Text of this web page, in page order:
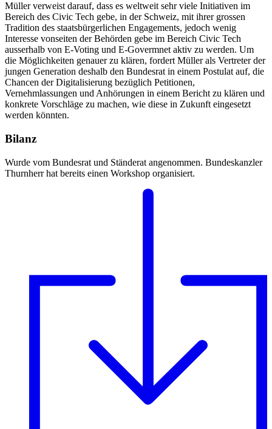
Müller verweist darauf, dass es weltweit sehr viele Initiativen im
Bereich des Civic Tech gebe, in der Schweiz, mit ihrer grossen
Tradition des staatsbürgerlichen Engagements, jedoch wenig
Interesse vonseiten der Behörden gebe im Bereich Civic Tech
ausserhalb von E-Voting und E-Govermnet aktiv zu werden. Um
die Möglichkeiten genauer zu klären, fordert Müller als Vertreter der
jungen Generation deshalb den Bundesrat in einem Postulat auf, die
Chancen der Digitalisierung bezüglich Petitionen,
Vernehmlassungen und Anhörungen in einem Bericht zu klären und
konkrete Vorschläge zu machen, wie diese in Zukunft eingesetzt
werden könnten.
Bilanz
Wurde vom Bundesrat und Ständerat angenommen. Bundeskanzler
Thurnherr hat bereits einen Workshop organisiert.